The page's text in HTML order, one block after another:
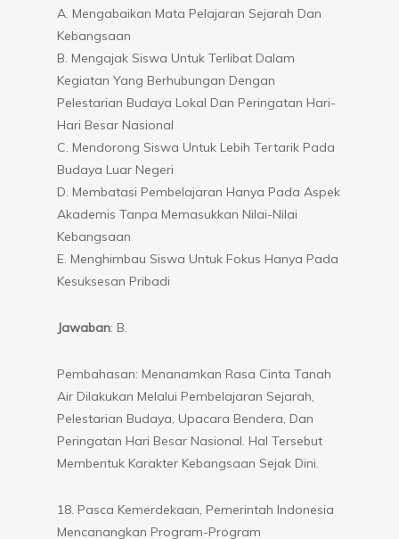
A. Mengabaikan Mata Pelajaran Sejarah Dan
Kebangsaan
B. Mengajak Siswa Untuk Terlibat Dalam
Kegiatan Yang Berhubungan Dengan
Pelestarian Budaya Lokal Dan Peringatan Hari-
Hari Besar Nasional
C. Mendorong Siswa Untuk Lebih Tertarik Pada
Budaya Luar Negeri
D. Membatasi Pembelajaran Hanya Pada Aspek
Akademis Tanpa Memasukkan Nilai-Nilai
Kebangsaan
E. Menghimbau Siswa Untuk Fokus Hanya Pada
Kesuksesan Pribadi
Jawaban: B.
Pembahasan: Menanamkan Rasa Cinta Tanah
Air Dilakukan Melalui Pembelajaran Sejarah,
Pelestarian Budaya, Upacara Bendera, Dan
Peringatan Hari Besar Nasional. Hal Tersebut
Membentuk Karakter Kebangsaan Sejak Dini.
18. Pasca Kemerdekaan, Pemerintah Indonesia
Mencanangkan Program-Program